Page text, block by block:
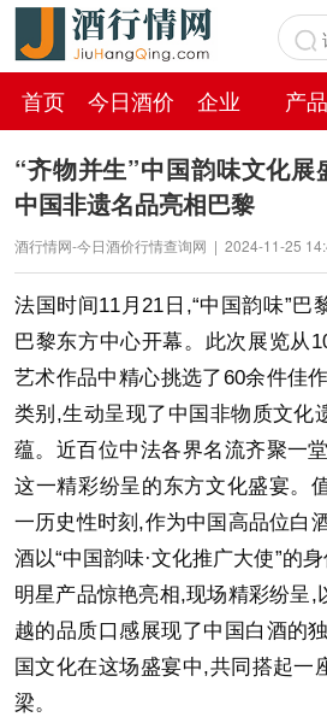
首页 今日酒价 企业 产品
百科
“齐物并生”中国韵味文化
中国非遗名品亮相巴黎
酒行情网-今日酒价行情查询网 | 2024-11-25
法国时间11月21日,“中国韵味”巴
巴黎东方中心开幕。此次展览从
艺术作品中精心挑选了60余件佳
类别,生动呈现了中国非物质文化
蕴。近百位中法各界名流齐聚一
这一精彩纷呈的东方文化盛宴。
一历史性时刻,作为中国高品位白
酒以“中国韵味·文化推广大使”的
明星产品惊艳亮相,现场精彩纷呈,
越的品质口感展现了中国白酒的
国文化在这场盛宴中,共同搭起一
梁。